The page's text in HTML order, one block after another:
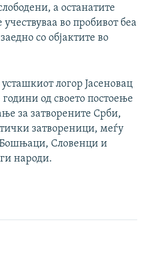
а останатите
во пробивот беа
со објактите во
логор Јасеновац
од своето постоење
за затворените Срби,
затвореници, меѓу
Словенци и
народи.